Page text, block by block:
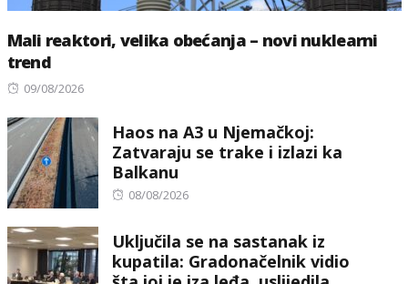
Mali reaktori, velika obećanja – novi nuklearni
trend
Posted
09/08/2026
Haos na A3 u Njemačkoj:
Zatvaraju se trake i izlazi ka
Balkanu
Posted
08/08/2026
Uključila se na sastanak iz
kupatila: Gradonačelnik vidio